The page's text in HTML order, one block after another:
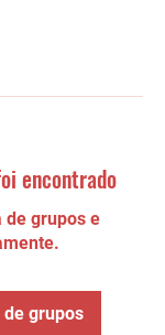
encontrado
de grupos e
grupos